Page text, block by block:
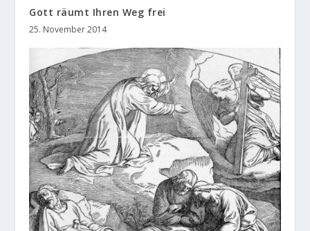
Gott räumt Ihren Weg frei
25. November 2014